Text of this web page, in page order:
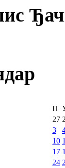
П
27
3
10
17
24